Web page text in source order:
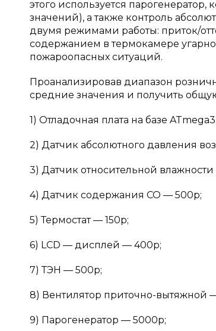
этого используется
значений), а также контроль
двумя режимами работы: приток/
содержанием в термокамере
пожароопасных ситуаций.
Проанализировав диапазон
средние значения и получить
1) Отладочная плата на базе
2) Датчик абсолютного давления
3) Датчик относительной влажности
4) Датчик содержания СО — 500р;
5) Термостат — 150р;
6) LCD — дисплей — 400р;
7) ТЭН — 500р;
8) Вентилятор приточно-вытяжной
9) Парогенератор — 5000р;